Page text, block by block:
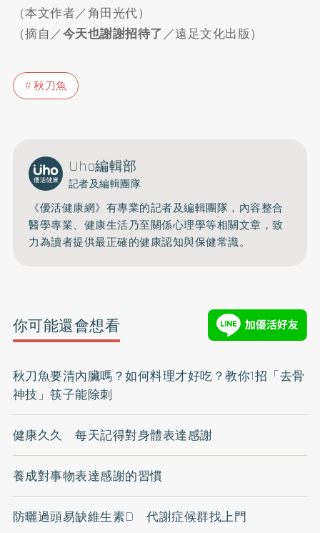
（本文作者／角田光代）
（摘自／今天也謝謝招待了／遠足文化出版）
秋刀魚
Uho編輯部
記者及編輯團隊
《優活健康網》有專業的記者及編輯團隊，內容整合
醫學專業、健康生活乃至關係心理學等相關文章，致
力為讀者提供最正確的健康認知與保健常識。
你可能還會想看
秋刀魚要清內臟嗎？如何料理才好吃？教你1招「去骨
神技」筷子能除刺
健康久久 每天記得對身體表達感謝
養成對事物表達感謝的習慣
防曬過頭易缺維生素D 代謝症候群找上門